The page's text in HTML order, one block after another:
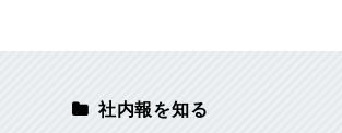
社内報を知る